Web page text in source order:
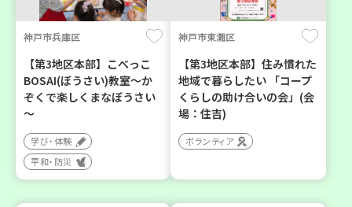
神戸市兵庫区
【第3地区本部】こべっこ
BOSAI(ぼうさい)教室～か
ぞくで楽しくまなぼうさい
～
学び・体験
平和・防災
神戸市東灘区
【第3地区本部】住み慣れた
地域で暮らしたい 「コープ
くらしの助け合いの会」(会
場：住吉)
ボランティア